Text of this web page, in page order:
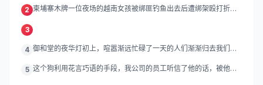
2 柬埔寨木牌一位夜场的越南女孩被绑匪钓鱼出去后遭绑架殴打折
3
4 御和堂的夜华灯初上，喧嚣渐远忙碌了一天的人们渐渐归去我们的
5 这个狗利用花言巧语的手段，我公司的员工听信了他的话，被他带